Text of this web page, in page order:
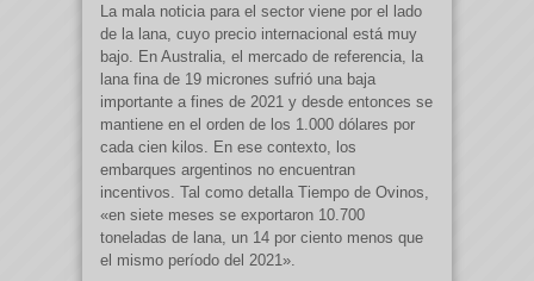
La mala noticia para el sector viene por el lado
de la lana, cuyo precio internacional está muy
bajo. En Australia, el mercado de referencia, la
lana fina de 19 micrones sufrió una baja
importante a fines de 2021 y desde entonces se
mantiene en el orden de los 1.000 dólares por
cada cien kilos. En ese contexto, los
embarques argentinos no encuentran
incentivos. Tal como detalla Tiempo de Ovinos,
«en siete meses se exportaron 10.700
toneladas de lana, un 14 por ciento menos que
el mismo período del 2021».